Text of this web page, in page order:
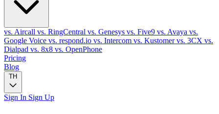
vs. Aircall vs. RingCentral vs. Genesys vs. Five9 vs. Avaya vs.
Google Voice vs. respond.io vs. Intercom vs. Kustomervs. 3CX vs.
Dialpad vs. 8x8 vs. OpenPhone
Pricing
Blog
TH
Sign In Sign Up